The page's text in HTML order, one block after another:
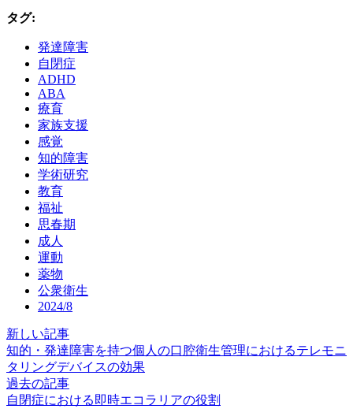
タグ:
発達障害
自閉症
ADHD
ABA
療育
家族支援
感覚
知的障害
学術研究
教育
福祉
思春期
成人
運動
薬物
公衆衛生
2024/8
新しい記事
知的・発達障害を持つ個人の口腔衛生管理におけるテレモニ
タリングデバイスの効果
過去の記事
自閉症における即時エコラリアの役割